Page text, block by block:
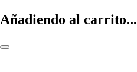
Añadiendo al carrito...